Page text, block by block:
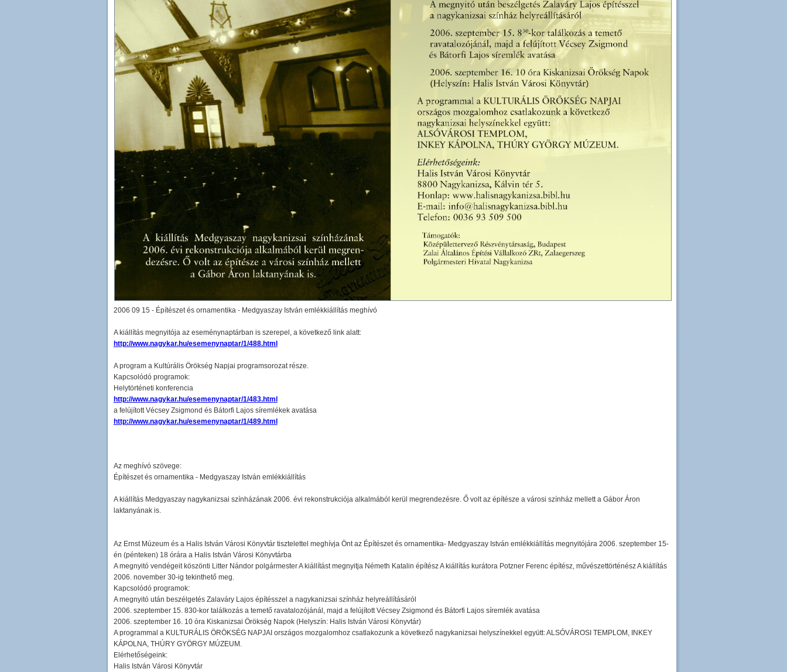
2006 09 15 - Építészet és ornamentika - Medgyaszay István emlékkiállítás meghívó
A kiállítás megnyitója az eseménynaptárban is szerepel, a következő link alatt:
http://www.nagykar.hu/esemenynaptar/1/488.html
A program a Kultúrális Örökség Napjai programsorozat része.
Kapcsolódó programok:
Helytörténeti konferencia
http://www.nagykar.hu/esemenynaptar/1/483.html
a felújított Vécsey Zsigmond és Bátorfi Lajos síremlékek avatása
http://www.nagykar.hu/esemenynaptar/1/489.html
Az meghívó szövege:
Építészet és ornamentika - Medgyaszay István emlékkiállítás
A kiállítás Medgyaszay nagykanizsai színházának 2006. évi rekonstrukciója alkalmából kerül megrendezésre. Ő volt az építésze a városi színház mellett a Gábor Áron
laktanyának is.
Az Ernst Múzeum és a Halis István Városi Könyvtár tisztelettel meghívja Önt az Építészet és ornamentika- Medgyaszay István emlékkiállítás megnyitójára 2006. szeptember 15-
én (pénteken) 18 órára a Halis István Városi Könyvtárba
A megnyitó vendégeit köszönti Litter Nándor polgármester A kiállítást megnyitja Németh Katalin építész A kiállítás kurátora Potzner Ferenc építész, művészettörténész A kiállítás
2006. november 30-ig tekinthető meg.
Kapcsolódó programok:
A megnyitó után beszélgetés Zalaváry Lajos építésszel a nagykanizsai színház helyreállításáról
2006. szeptember 15. 830-kor találkozás a temető ravatalozójánál, majd a felújított Vécsey Zsigmond és Bátorfi Lajos síremlék avatása
2006. szeptember 16. 10 óra Kiskanizsai Örökség Napok (Helyszín: Halis István Városi Könyvtár)
A programmal a KULTURÁLIS ÖRÖKSÉG NAPJAI országos mozgalomhoz csatlakozunk a következő nagykanizsai helyszínekkel együtt: ALSÓVÁROSI TEMPLOM, INKEY
KÁPOLNA, THÚRY GYÖRGY MÚZEUM.
Elérhetőségeink:
Halis István Városi Könyvtár